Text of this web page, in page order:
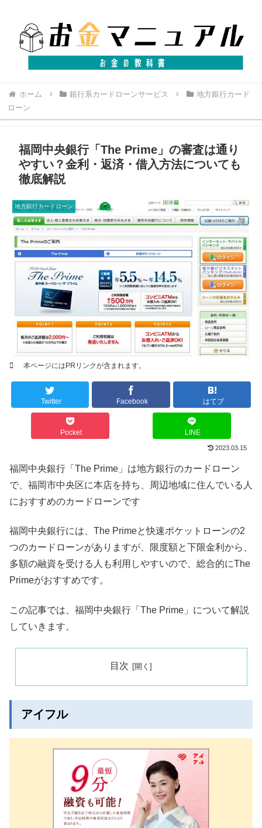
ホーム 銀行系カードローンサービス
地方銀行カード
ローン
福岡中央銀行「The Prime」の審査は通り
やすい？金利・返済・借入方法についても
徹底解説
本ページにはPRリンクが含まれます。
地方銀行カードローン
Twitter Facebook はてブ
Pocket LINE
2023.03.15
福岡中央銀行「The Prime」は地方銀行のカードローン
で、福岡市中央区に本店を持ち、周辺地域に住んでいる人
におすすめのカードローンです
福岡中央銀行には、The Primeと快速ポケットローンの2
つのカードローンがありますが、限度額と下限金利から、
多額の融資を受ける人も利用しやすいので、総合的にThe
Primeがおすすめです。
この記事では、福岡中央銀行「The Prime」について解説
していきます。
目次
アイフル